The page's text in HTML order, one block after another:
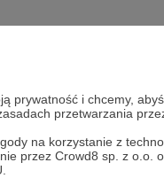
prywatność i chcemy,
przetwarzania
na korzystanie z
przez Crowd8 sp. z o.o.
spotkanie przy
i poznajmy się lepiej!
nagrody z